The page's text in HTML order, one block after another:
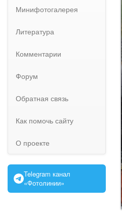
Минифотогалерея
Литература
Комментарии
Форум
Обратная связь
Как помочь сайту
О проекте
Telegram канал
«Фотолинии»